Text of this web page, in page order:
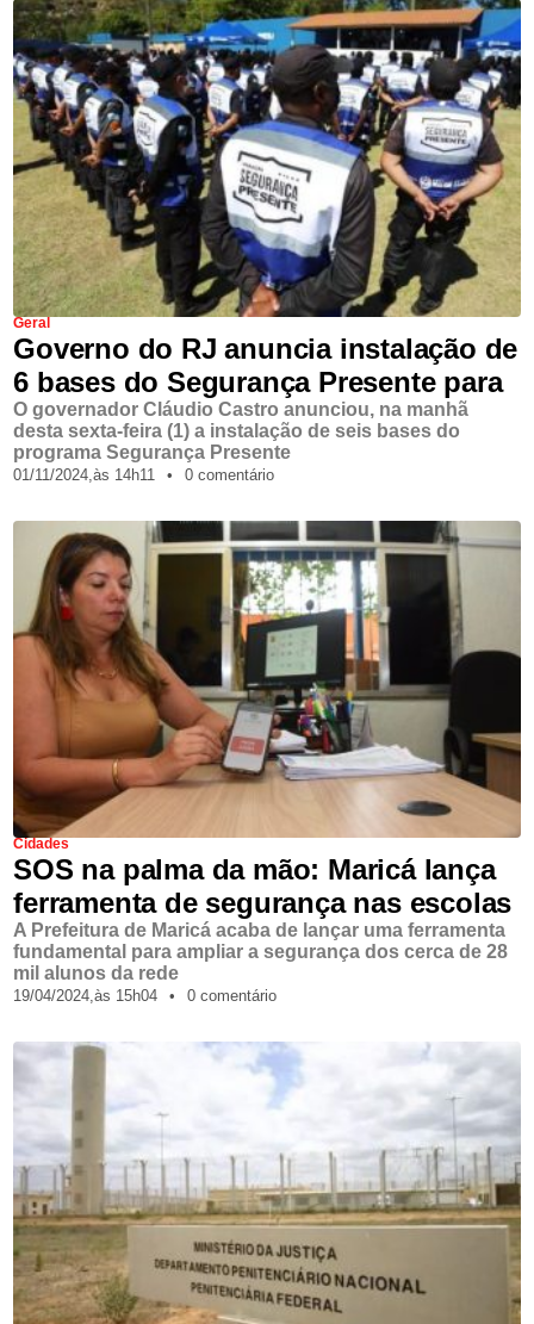
Geral
Governo do RJ anuncia instalação de
6 bases do Segurança Presente para
O governador Cláudio Castro anunciou, na manhã
desta sexta-feira (1) a instalação de seis bases do
programa Segurança Presente
01/11/2024,às 14h11 • 0 comentário
Cidades
SOS na palma da mão: Maricá lança
ferramenta de segurança nas escolas
A Prefeitura de Maricá acaba de lançar uma ferramenta
fundamental para ampliar a segurança dos cerca de 28
mil alunos da rede
19/04/2024,às 15h04 • 0 comentário